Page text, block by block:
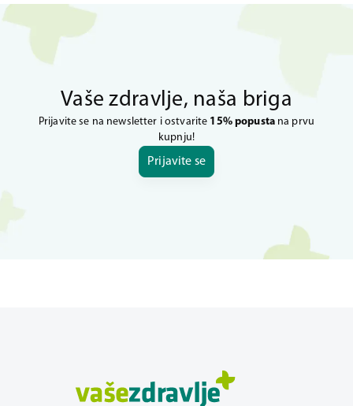
Vaše zdravlje, naša briga
Prijavite se na newsletter i ostvarite 15% popustana prvu
kupnju!
Prijavite se